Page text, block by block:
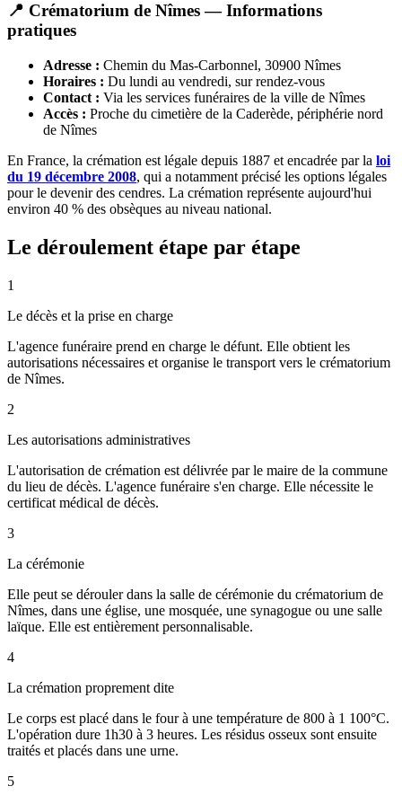
📍 Crématorium de Nîmes — Informations
pratiques
Adresse : Chemin du Mas-Carbonnel, 30900 Nîmes
Horaires : Du lundi au vendredi, sur rendez-vous
Contact : Via les services funéraires de la ville de Nîmes
Accès : Proche du cimetière de la Caderède, périphérie nord
de Nîmes
En France, la crémation est légale depuis 1887 et encadrée par la loi
du 19 décembre 2008, qui a notamment précisé les options légales
pour le devenir des cendres. La crémation représente aujourd'hui
environ 40 % des obsèques au niveau national.
Le déroulement étape par étape
1
Le décès et la prise en charge
L'agence funéraire prend en charge le défunt. Elle obtient les
autorisations nécessaires et organise le transport vers le crématorium
de Nîmes.
2
Les autorisations administratives
L'autorisation de crémation est délivrée par le maire de la commune
du lieu de décès. L'agence funéraire s'en charge. Elle nécessite le
certificat médical de décès.
3
La cérémonie
Elle peut se dérouler dans la salle de cérémonie du crématorium de
Nîmes, dans une église, une mosquée, une synagogue ou une salle
laïque. Elle est entièrement personnalisable.
4
La crémation proprement dite
Le corps est placé dans le four à une température de 800 à 1 100°C.
L'opération dure 1h30 à 3 heures. Les résidus osseux sont ensuite
traités et placés dans une urne.
5